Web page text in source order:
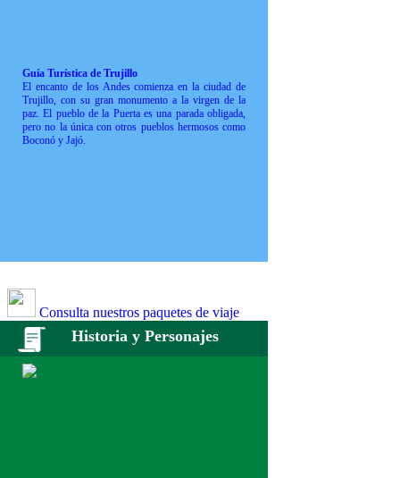
Guía Turística de Trujillo
El encanto de los Andes comienza en la ciudad de
Trujillo, con su gran monumento a la virgen de la
paz. El pueblo de la Puerta es una parada obligada,
pero no la única con otros pueblos hermosos como
Boconó y Jajó.
Consulta nuestros paquetes de viaje
Historia y Personajes